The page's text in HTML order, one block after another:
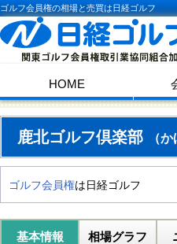
ゴルフ会員権の相場と売買は日経ゴルフ
HOME
鹿北ゴルフ倶楽部 （
ゴルフ会員権は日経ゴルフ
基本情報 相場グラフ